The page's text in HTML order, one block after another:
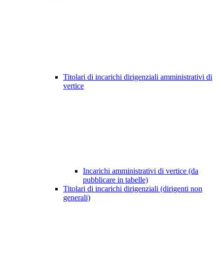
Titolari di incarichi dirigenziali amministrativi di
vertice
Incarichi amministrativi di vertice (da
pubblicare in tabelle)
Titolari di incarichi dirigenziali (dirigenti non
generali)